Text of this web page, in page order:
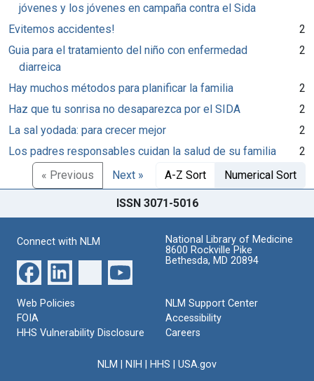
jóvenes y los jóvenes en campaña contra el Sida
Evitemos accidentes!
2
Guia para el tratamiento del niño con enfermedad
diarreica
2
Hay muchos métodos para planificar la familia
2
Haz que tu sonrisa no desaparezca por el SIDA
2
La sal yodada: para crecer mejor
2
Los padres responsables cuidan la salud de su familia
2
« Previous
Next » A-Z Sort Numerical Sort
ISSN 3071-5016
Connect with NLM
National Library of Medicine
8600 Rockville Pike
Bethesda, MD 20894
Web Policies
FOIA
HHS Vulnerability Disclosure
NLM Support Center
Accessibility
Careers
NLM NIH HHS USA.gov